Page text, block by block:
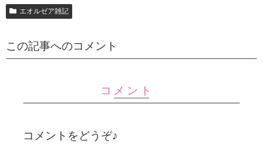
エオルゼア雑記
この記事へのコメント
コメント
コメントをどうぞ♪